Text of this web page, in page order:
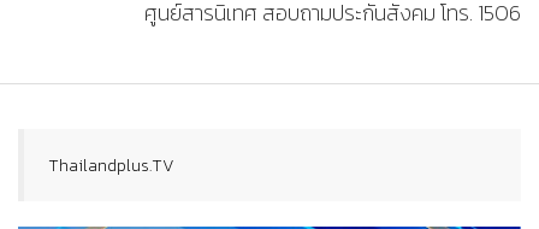
ศูนย์สารนิเทศ สอบถามประกันสังคม โทร. 1506
Thailandplus.TV